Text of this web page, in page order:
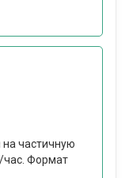
на частичную
час. Формат